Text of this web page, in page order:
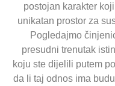
postojan karakter
unikatan prostor za
Pogledajmo
presudni trenutak
koju ste dijelili putem
da li taj odnos ima